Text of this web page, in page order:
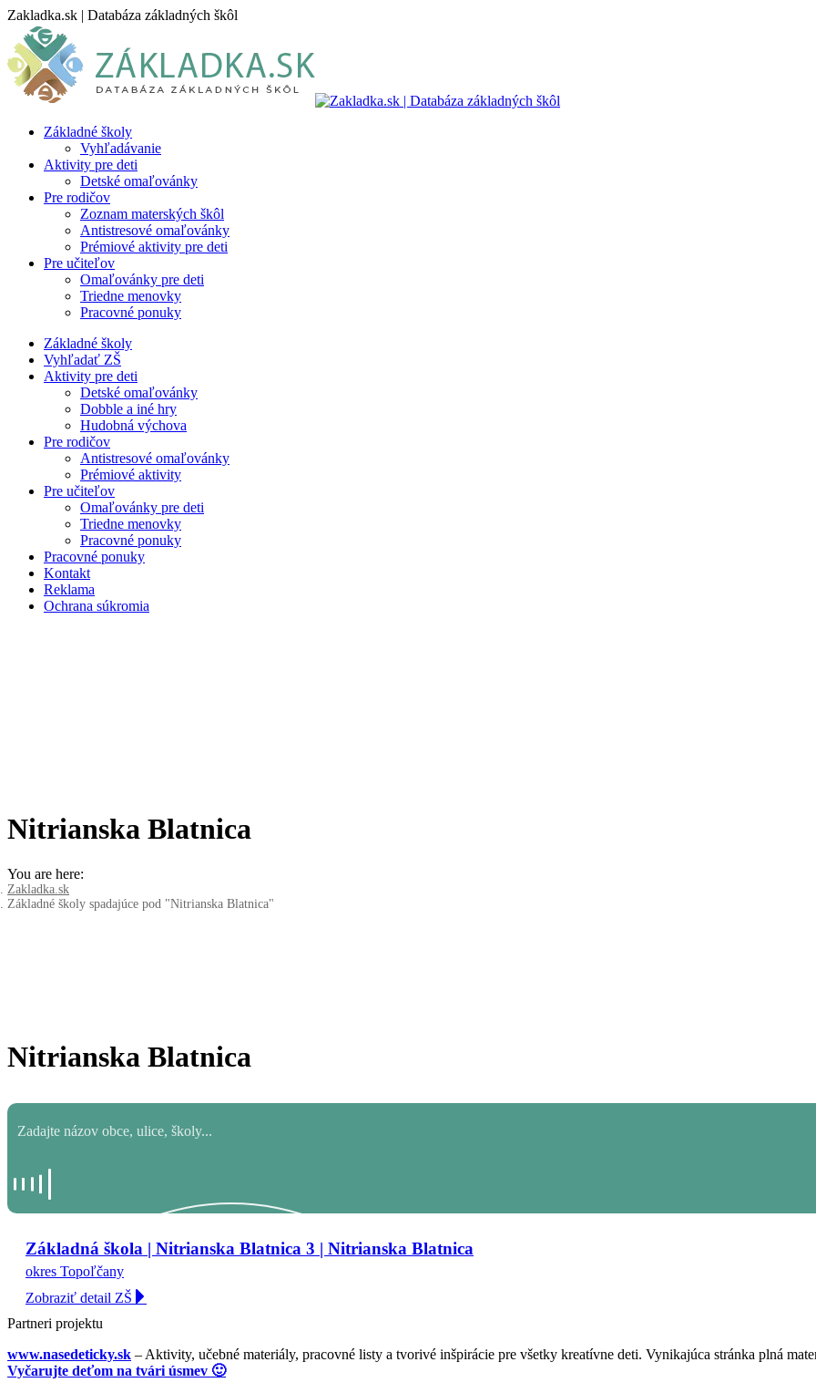
Skip
content
Zakladka.sk | Databáza základných škôl
Základné školy
Vyhľadávanie
Aktivity pre deti
Detské omaľovánky
Pre rodičov
Zoznam materských škôl
Antistresové omaľovánky
Prémiové aktivity pre deti
Pre učiteľov
Omaľovánky pre deti
Triedne menovky
Pracovné ponuky
Základné školy
Vyhľadať ZŠ
Aktivity pre deti
Detské omaľovánky
Dobble a iné hry
Hudobná výchova
Pre rodičov
Antistresové omaľovánky
Prémiové aktivity
Pre učiteľov
Omaľovánky pre deti
Triedne menovky
Pracovné ponuky
Pracovné ponuky
Kontakt
Reklama
Ochrana súkromia
Nitrianska Blatnica
You are here:
Zakladka.sk
Základné školy spadajúce pod "Nitrianska Blatnica"
Nitrianska Blatnica
Základná škola | Nitrianska Blatnica 3 | Nitrianska Blatnica
okres Topoľčany
Zobraziť detail ZŠ
Partneri projektu
www.nasedeticky.sk – Aktivity, učebné materiály, pracovné listy a tvorivé inšpirácie pre všetky kreatívne deti. Vynikajúca stránka plná
Vyčarujte deťom na tvári úsmev 🙂